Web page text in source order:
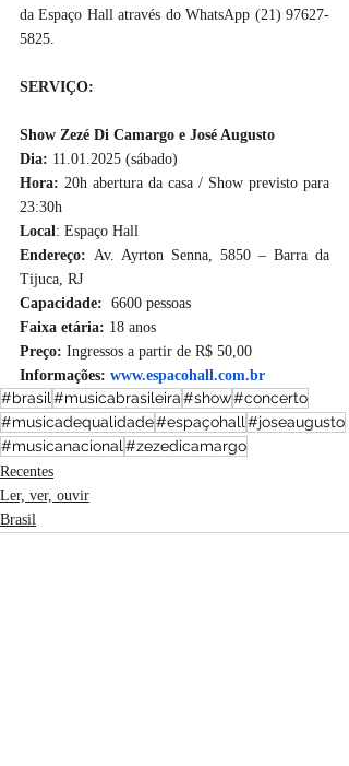
da Espaço Hall através do WhatsApp (21) 97627-
5825.
SERVIÇO:
Show Zezé Di Camargo e José Augusto
Dia: 11.01.2025 (sábado)
Hora: 20h abertura da casa / Show previsto para
23:30h
Local : Espaço Hall
Endereço: Av. Ayrton Senna, 5850 – Barra da
Tijuca, RJ
Capacidade: 6600 pessoas
Faixa etária: 18 anos
Preço: Ingressos a partir de R$ 50,00
Informações: www.espacohall.com.br
#brasil #musicabrasileira#show#concerto
#musicadequalidade#espaçohall #joseaugusto
#musicanacional #zezedicamargo
Recentes
Ler, ver, ouvir
Brasil